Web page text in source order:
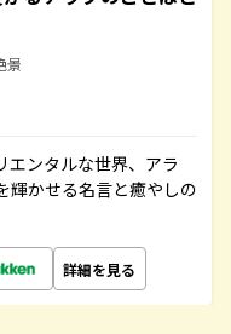
景
エンタルな世界、アラ
輝かせる名言と癒やしの
詳細を見る